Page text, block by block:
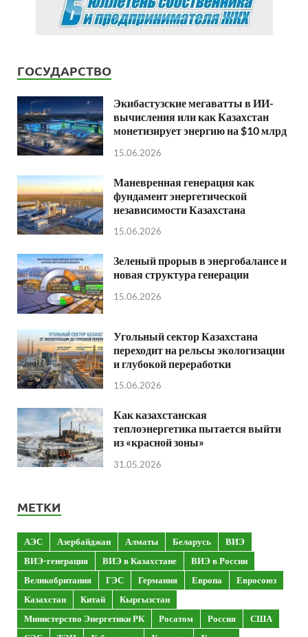
ГОСУДАРСТВО
Экибастузские мегаватты в ИИ-
вычисления или как Казахстан
монетизирует энергию на $10 млрд
15.06.2026
Маневренная генерация как
фундамент энергетической
независимости Казахстана
15.06.2026
Зеленый прорыв в энергобалансе и
новая структура генерации
15.06.2026
Угольный сектор Казахстана
переходит на рельсы экологизации
и глубокой переработки
15.06.2026
Как казахстанская
теплоэнергетика пытается выйти
из «красной зоны»
31.05.2026
МЕТКИ
АЭС Азербайджан Алматы Беларусь
ВИЭ
ВИЭ-генерация
ВИЭ в Казахстане
ВИЭ в России
Великобритания
ГЭС Германия Европа
Евросоюз
Казахстан
Китай
Кыргызстан
Министерство Энергетики РК
Росатом Россия
США